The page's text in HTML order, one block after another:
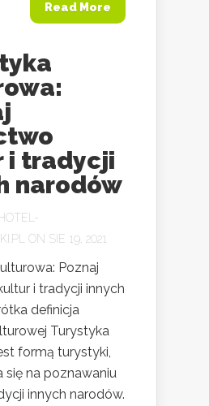
Read More
i tradycji
narodów
HOTEL-
ON SIE 19, 2021
Poznaj
i tradycji innych
definicja
Turystyka
formą turystyki,
się na poznawaniu
innych narodów.